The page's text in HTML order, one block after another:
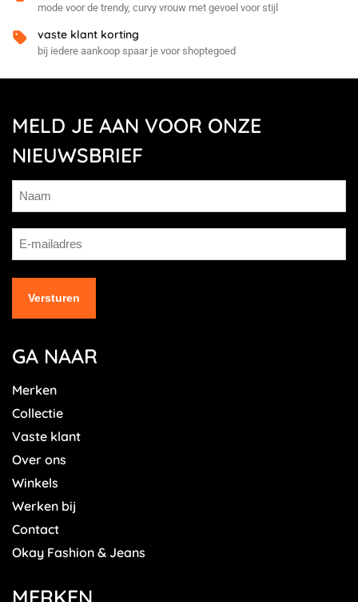
mode voor de trendy, curvy vrouw met gevoel voor stijl
vaste klant korting
bij iedere aankoop spaar je voor shoptegoed
MELD JE AAN VOOR ONZE
NIEUWSBRIEF
GA NAAR
Merken
Collectie
Vaste klant
Over ons
Winkels
Werken bij
Contact
Okay Fashion & Jeans
MERKEN